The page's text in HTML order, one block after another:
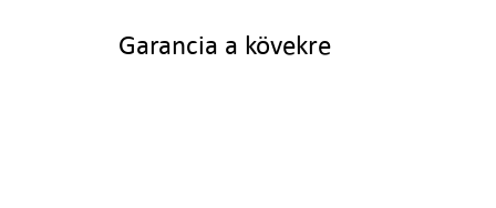
Garancia a kövekre